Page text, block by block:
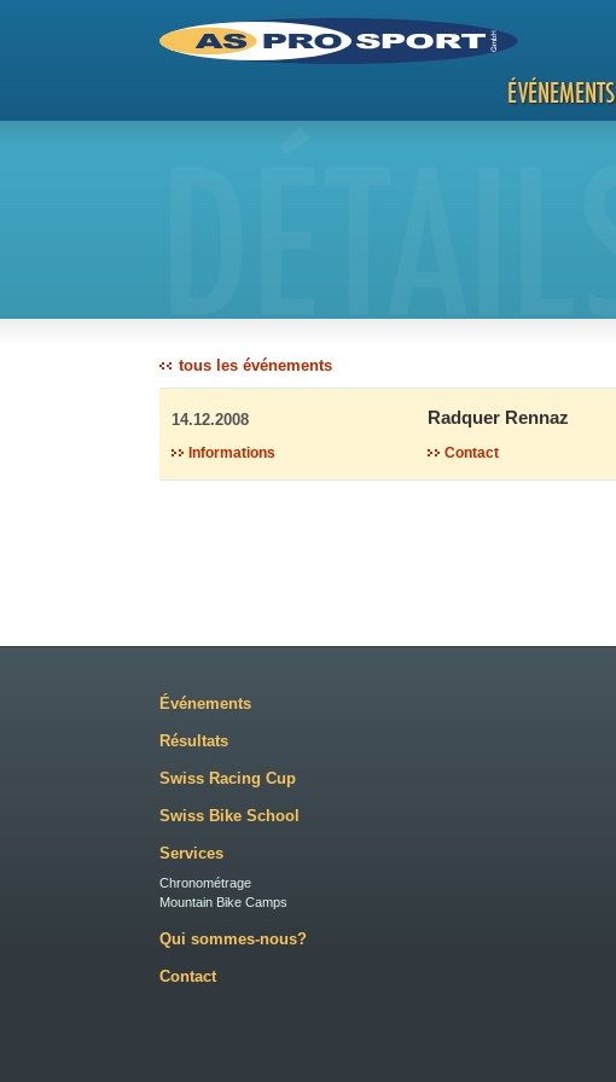
ÉVÉNEMENTS
tous les événements
14.12.2008 Radquer Rennaz
Informations Contact
Événements
Résultats
Swiss Racing Cup
Swiss Bike School
Services
Chronométrage
Mountain Bike Camps
Qui sommes-nous?
Contact